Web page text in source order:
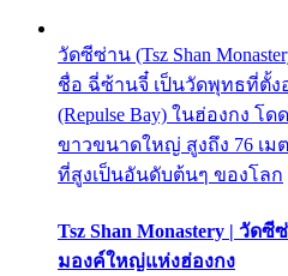
วัดซีซ่าน (Tsz Shan
ชื่อ ฉี่ซ้านจี๋ เป็นวัดพุทธที่ตั้ง
(Repulse Bay) ในฮ่องกง โ
ขาวขนาดใหญ่ สูงถึง 76 เม
ที่สูงเป็นอันดับต้นๆ ของโลก
Tsz Shan Monastery | วัด
มองค์ใหญ่แห่งฮ่องกง